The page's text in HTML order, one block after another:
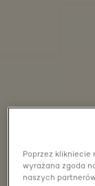
Poprzez klikniecie
wyrażana zgoda
naszych